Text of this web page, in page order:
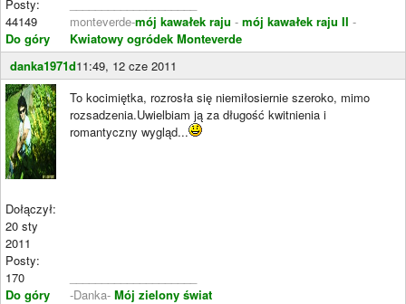
Posty:
44149
Do góry
monteverde-mój kawałek raju - mój kawałek raju II -
Kwiatowy ogródek Monteverde
danka1971d11:49, 12 cze 2011
Dołączył:
20 sty
2011
Posty:
170
Do góry
To kocimiętka, rozrosła się niemiłosiernie szeroko, mimo
rozsadzenia.Uwielbiam ją za długość kwitnienia i
romantyczny wygląd...
-Danka- Mój zielony świat